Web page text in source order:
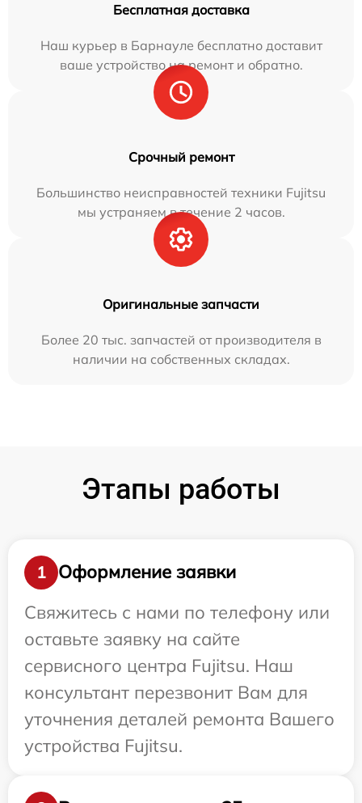
Бесплатная доставка
Наш курьер в Барнауле бесплатно доставит
ваше устройство на ремонт и обратно.
Срочный ремонт
Большинство неисправностей техники Fujitsu
мы устраняем в течение 2 часов.
Оригинальные запчасти
Более 20 тыс. запчастей от производителя в
наличии на собственных складах.
Этапы работы
1
Оформление заявки
Свяжитесь с нами по телефону или
оставьте заявку на сайте
сервисного центра Fujitsu. Наш
консультант перезвонит Вам для
уточнения деталей ремонта Вашего
устройства Fujitsu.